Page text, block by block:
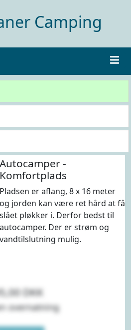
Camping
Autocamper -
Komfortplads
Pladsen er aflang, 8 x 16 meter
og jorden kan være ret hård at få
slået pløkker i. Derfor bedst til
autocamper. Der er strøm og
vandtilslutning mulig.
DKK
overnatning